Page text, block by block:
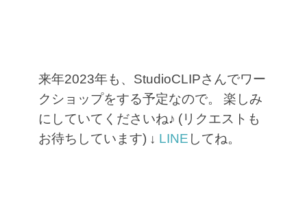
来年2023年も、StudioCLIPさんでワー
クショップをする予定なので。
楽しみ
にしていてくださいね♪ (リクエストも
お待ちしています) ↓ LINE してね。